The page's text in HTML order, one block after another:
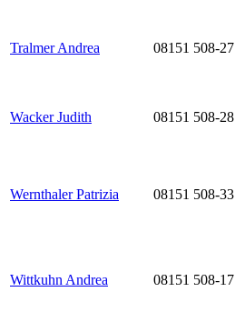
Tralmer Andrea 08151 508-27
Wacker Judith 08151 508-28
Wernthaler Patrizia 08151 508-33
Wittkuhn Andrea 08151 508-17